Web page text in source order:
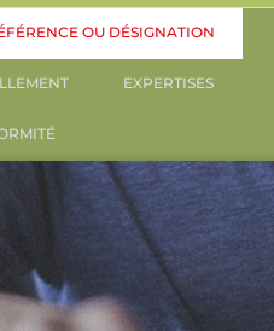
OU DÉSIGNATION
EXPERTISES